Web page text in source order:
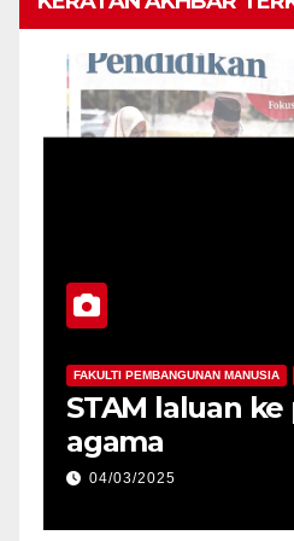
KERATAN AKHBAR
perpaduan
awal usia